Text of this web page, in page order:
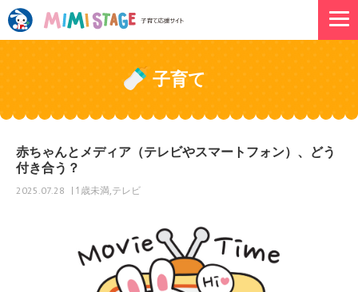
子育て
赤ちゃんとメディア（テレビやスマートフォン）、どう
付き合う？
2025.07.28 1歳未満 テレビ